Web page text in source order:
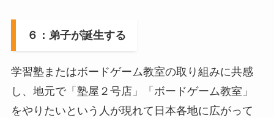
６：弟子が誕生する
学習塾またはボードゲーム教室の取り組みに共感
し、地元で「塾屋２号店」「ボードゲーム教室」
をやりたいという人が現れて日本各地に広がって